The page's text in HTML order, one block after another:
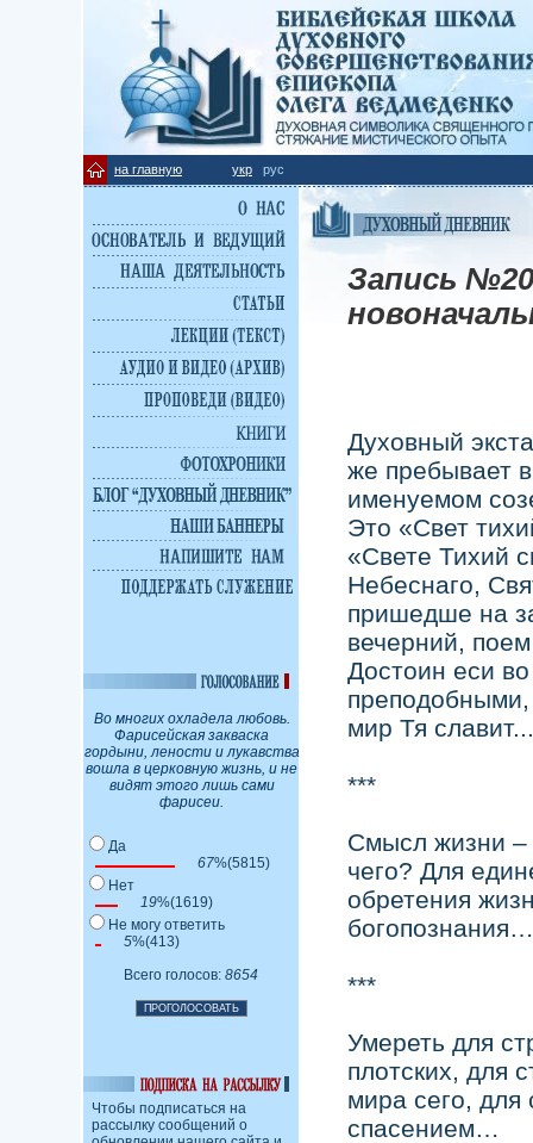
на главную укр рус
Во многих охладела любовь.
Фарисейская закваска
гордыни, лености и лукавства
вошла в церковную жизнь, и не
видят этого лишь сами
фарисеи.
Да
67%(5815)
Нет
19%(1619)
Не могу ответить
5%(413)
Всего голосов: 8654
Чтобы подписаться на
рассылку сообщений о
Запись
Духовный
же пребывает
именуемом
Это «Свет
«Свете Тихий
Небеснаго,
пришедше на
вечерний,
Достоин еси
мир Тя
***
Смысл жизни –
чего? Для
обретения
богопознания…
***
Умереть для
плотских, для
мира сего, для
спасением…